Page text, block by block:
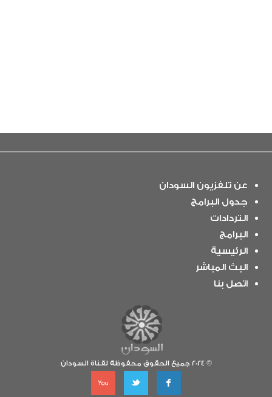
عن تلفزيون السودان
جدول البرامج
التردادات
البرامج
الرئيسية
البث المباشر
اتصل بنا
© 2024 جميع الحقوق محفوظة لقناة السودان